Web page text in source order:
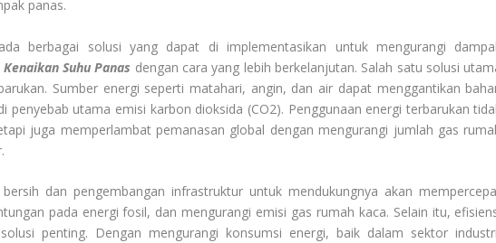
panas.
berbagai solusi yang dapat di implementasikan untuk mengurangi
Kenaikan Suhu Panas dengan cara yang lebih berkelanjutan. Salah satu solusi
Sumber energi seperti matahari, angin, dan air dapat menggantikan
penyebab utama emisi karbon dioksida (CO2). Penggunaan energi terbarukan
juga memperlambat pemanasan global dengan mengurangi jumlah gas
dan pengembangan infrastruktur untuk mendukungnya akan
pada energi fosil, dan mengurangi emisi gas rumah kaca. Selain itu,
penting. Dengan mengurangi konsumsi energi, baik dalam sektor